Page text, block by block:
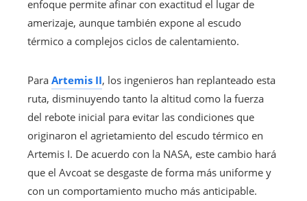
enfoque permite afinar con exactitud el lugar de
amerizaje, aunque también expone al escudo
térmico a complejos ciclos de calentamiento.
Para Artemis II, los ingenieros han replanteado esta
ruta, disminuyendo tanto la altitud como la fuerza
del rebote inicial para evitar las condiciones que
originaron el agrietamiento del escudo térmico en
Artemis I. De acuerdo con la NASA, este cambio hará
que el Avcoat se desgaste de forma más uniforme y
con un comportamiento mucho más anticipable.